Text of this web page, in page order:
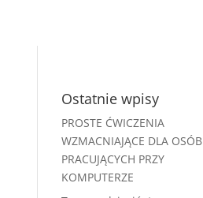
Ostatnie wpisy
PROSTE ĆWICZENIA
WZMACNIAJĄCE DLA OSÓB
PRACUJĄCYCH PRZY
KOMPUTERZE